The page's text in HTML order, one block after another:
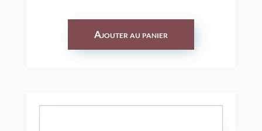
Ajouter au panier